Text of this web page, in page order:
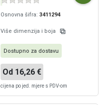
Osnovna šifra: 3411294
Više dimenzija i boja
Dostupno za dostavu
Od 16,26 €
cijena po jed. mjere s PDV-om